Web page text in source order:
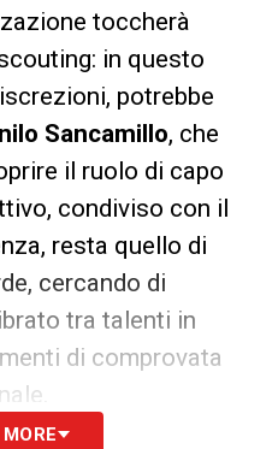
toccherà
in questo
potrebbe
Sancamillo, che
il ruolo di capo
condiviso con il
resta quello di
cercando di
tra talenti in
di comprovata